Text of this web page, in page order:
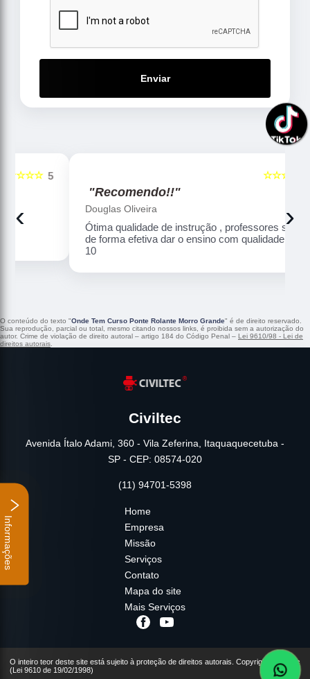
Enviar
5
"Recomendo!!"
Douglas Oliveira
Ótima qualidade de instrução , professores sabem
de forma efetiva dar o ensino com qualidade . Nota
‹ ›
O conteúdo do texto "Onde Tem Curso Ponte Rolante Morro Grande" é de direito reservado.
Sua reprodução, parcial ou total, mesmo citando nossos links, é proibida sem a autorização do
autor. Crime de violação de direito autoral – artigo 184 do Código Penal – Lei 9610/98 - Lei de
direitos autorais.
Civiltec
Avenida Ítalo Adami, 360 - Vila Zeferina, Itaquaquecetuba -
SP - CEP: 08574-020
(11) 94701-5398
Home
Empresa
Missão
Serviços
Contato
Mapa do site
Mais Serviços
O inteiro teor deste site está sujeito à proteção de direitos autorais. Copyright© Civiltec
(Lei 9610 de 19/02/1998)
Informações